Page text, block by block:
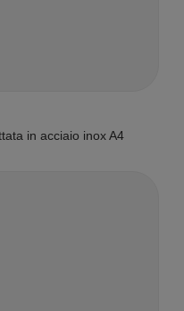
in acciaio inox A4